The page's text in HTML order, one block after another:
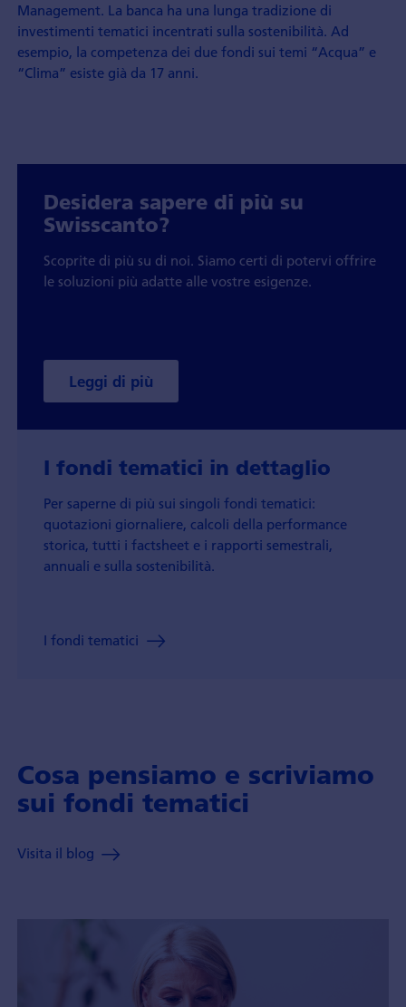
Management. La banca ha una lunga tradizione di
investimenti tematici incentrati sulla sostenibilità. Ad
esempio, la competenza dei due fondi sui temi “Acqua” e
“Clima” esiste già da 17 anni.
Desidera sapere di più su
Swisscanto?
Scoprite di più su di noi. Siamo certi di potervi offrire
le soluzioni più adatte alle vostre esigenze.
Leggi di più
I fondi tematici in dettaglio
Per saperne di più sui singoli fondi tematici:
quotazioni giornaliere, calcoli della performance
storica, tutti i factsheet e i rapporti semestrali,
annuali e sulla sostenibilità.
I fondi tematici
Cosa pensiamo e scriviamo
sui fondi tematici
Visita il blog